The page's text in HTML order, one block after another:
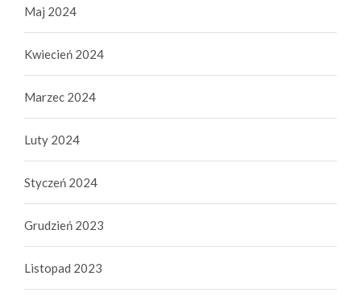
Maj 2024
Kwiecień 2024
Marzec 2024
Luty 2024
Styczeń 2024
Grudzień 2023
Listopad 2023